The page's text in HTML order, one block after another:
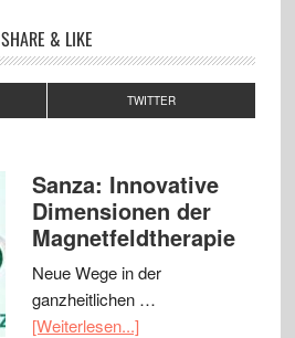
SHARE & LIKE
TWITTER
Sanza: Innovative
Dimensionen der
Magnetfeldtherapie
Neue Wege in der
ganzheitlichen …
[Weiterlesen...]